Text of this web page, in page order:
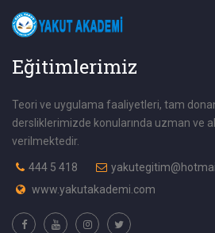
Eğitimlerimiz
Teori ve uygulama faaliyetleri, tam
dersliklerimizde konularında uzman ve
verilmektedir.
444 5 418
www.yakutakademi.com